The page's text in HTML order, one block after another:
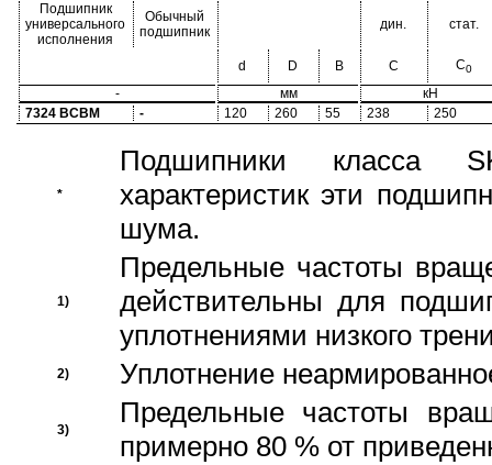
Подшипник
универсального
исполнения
Обычный
подшипник
дин. стат.
d D B C C0
- мм
кН
7324 BCBM
- 120 260 55 238 250
*
Подшипники класса
характеристик эти
шума.
1)
Предельные частоты
действительны для
уплотнениями низкого
2) Уплотнение
3)
Предельные частоты
примерно 80 % от